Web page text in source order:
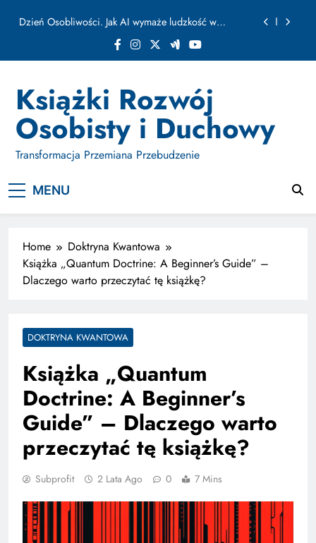
Jak Budować Myślokształty Powodzenia
Jak Projektować i Aktywować Myślokształty dla
Osiągania Celów w Codziennym Życiu
Dzień Osobliwości. Jak AI wymaże ludzkość w
ułamku sekundy
Jak Budować Myślokształty Powodzenia
Osiągania Celów w Codziennym Życiu
Książki Rozwój
Osobisty i Duchowy
Transformacja Przemiana Przebudzenie
MENU
Home
Doktryna Kwantowa
Książka „Quantum Doctrine: A Beginner’s Guide” –
Dlaczego warto przeczytać tę książkę?
DOKTRYNA KWANTOWA
Książka „Quantum
Doctrine: A Beginner’s
Guide” – Dlaczego warto
przeczytać tę książkę?
Subprofit 2 Lata Ago 0 7 Mins